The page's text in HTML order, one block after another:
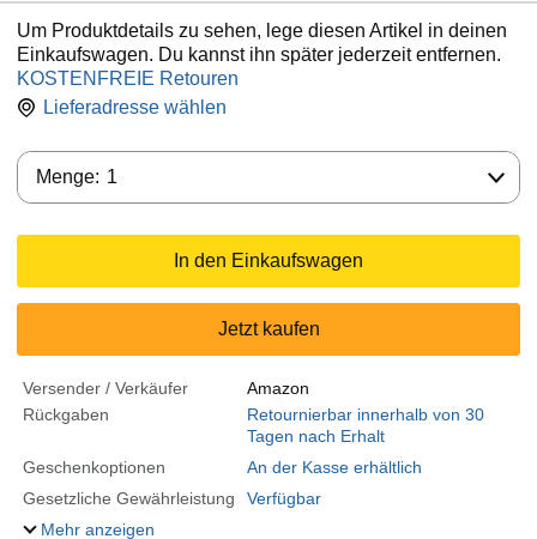
Um Produktdetails zu sehen, lege diesen Artikel in deinen
Einkaufswagen. Du kannst ihn später jederzeit entfernen.
KOSTENFREIE Retouren
Lieferadresse wählen
Menge: 1
In den Einkaufswagen
Jetzt kaufen
Versender / Verkäufer
Amazon
Rückgaben
Retournierbar innerhalb von 30
Tagen nach Erhalt
Geschenkoptionen
An der Kasse erhältlich
Gesetzliche Gewährleistung
Verfügbar
Mehr anzeigen